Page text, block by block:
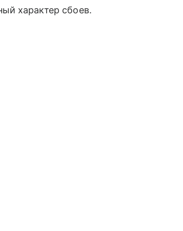
характер сбоев.